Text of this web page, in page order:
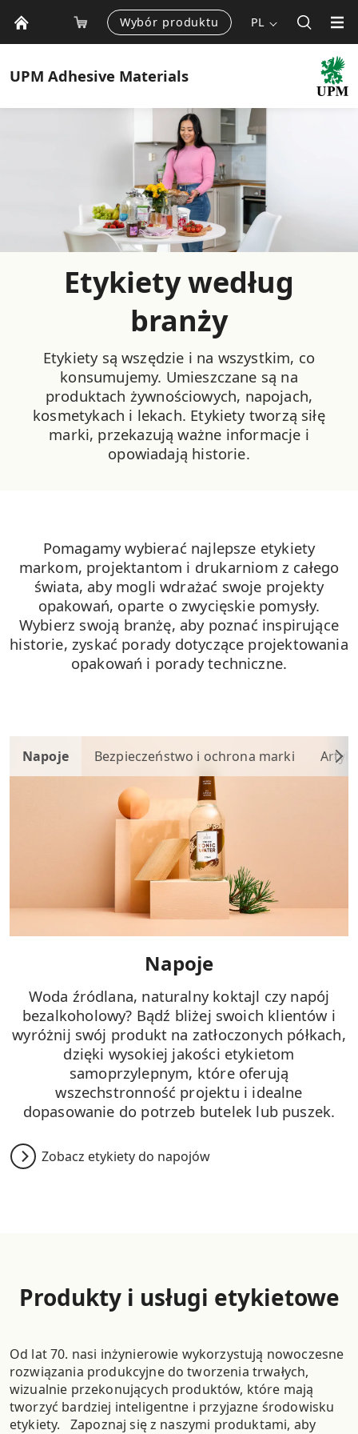
Wybór produktu PL
UPM Adhesive Materials
Etykiety według
branży
Etykiety są wszędzie i na wszystkim, co
konsumujemy. Umieszczane są na
produktach żywnościowych, napojach,
kosmetykach i lekach. Etykiety tworzą siłę
marki, przekazują ważne informacje i
opowiadają historie.
Pomagamy wybierać najlepsze etykiety
markom, projektantom i drukarniom z całego
świata, aby mogli wdrażać swoje projekty
opakowań, oparte o zwycięskie pomysły.
Wybierz swoją branżę, aby poznać inspirujące
historie, zyskać porady dotyczące projektowania
opakowań i porady techniczne.
Napoje Bezpieczeństwo i ochrona marki
Napoje
Woda źródlana, naturalny koktajl czy napój
bezalkoholowy? Bądź bliżej swoich klientów i
wyróżnij swój produkt na zatłoczonych półkach,
dzięki wysokiej jakości etykietom
samoprzylepnym, które oferują
wszechstronność projektu i idealne
dopasowanie do potrzeb butelek lub puszek.
Zobacz etykiety do napojów
Produkty i usługi etykietowe
Od lat 70. nasi inżynierowie wykorzystują nowoczesne
rozwiązania produkcyjne do tworzenia trwałych,
wizualnie przekonujących produktów, które mają
tworzyć bardziej inteligentne i przyjazne środowisku
etykiety. Zapoznaj się z naszymi produktami, aby